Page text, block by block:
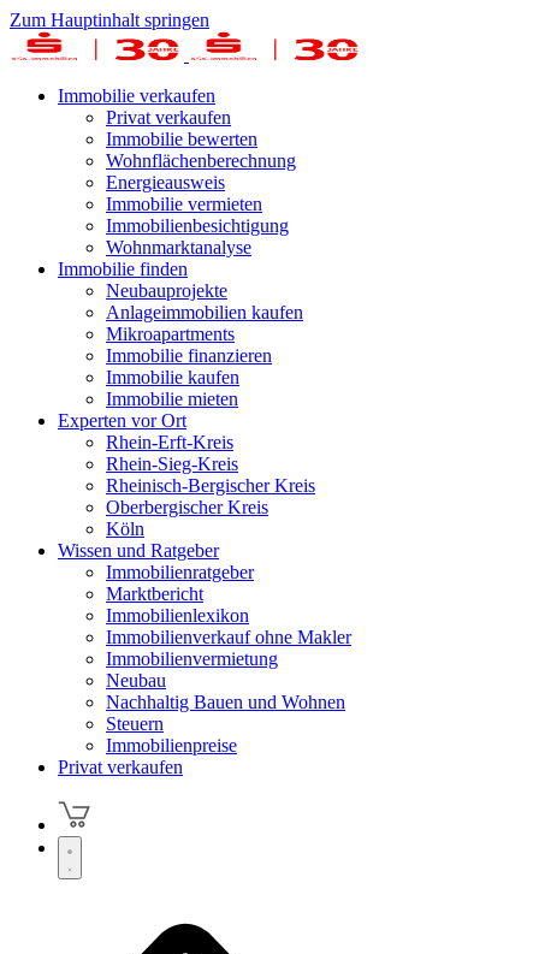
Zum Hauptinhalt springen
Immobilie verkaufen
Privat verkaufen
Immobilie bewerten
Wohnflächenberechnung
Energieausweis
Immobilie vermieten
Immobilienbesichtigung
Wohnmarktanalyse
Immobilie finden
Neubauprojekte
Anlageimmobilien kaufen
Mikroapartments
Immobilie finanzieren
Immobilie kaufen
Immobilie mieten
Experten vor Ort
Rhein-Erft-Kreis
Rhein-Sieg-Kreis
Rheinisch-Bergischer Kreis
Oberbergischer Kreis
Köln
Wissen und Ratgeber
Immobilienratgeber
Marktbericht
Immobilienlexikon
Immobilienverkauf ohne Makler
Immobilienvermietung
Neubau
Nachhaltig Bauen und Wohnen
Steuern
Immobilienpreise
Privat verkaufen